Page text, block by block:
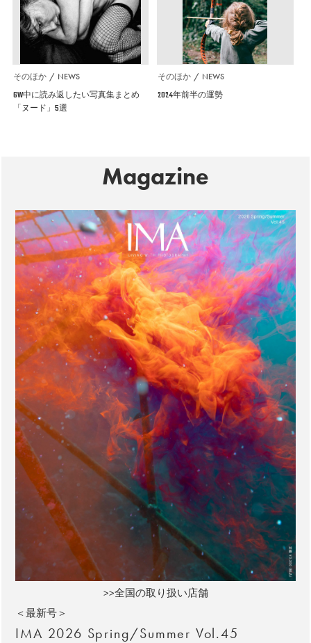
そのほか NEWS
GW中に読み返したい写真集まとめ
「ヌード」5選
そのほか NEWS
2024年前半の運勢
Magazine
>>全国の取り扱い店舗
＜最新号＞
IMA 2026 Spring/Summer Vol.45